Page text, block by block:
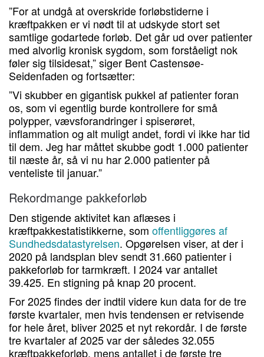
”For at undgå at overskride forløbstiderne i
kræftpakken er vi nødt til at udskyde stort set
samtlige godartede forløb. Det går ud over patienter
med alvorlig kronisk sygdom, som forståeligt nok
føler sig tilsidesat,” siger Bent Castensøe-
Seidenfaden og fortsætter:
”Vi skubber en gigantisk pukkel af patienter foran
os, som vi egentlig burde kontrollere for små
polypper, vævsforandringer i spiserøret,
inflammation og alt muligt andet, fordi vi ikke har tid
til dem. Jeg har måttet skubbe godt 1.000 patienter
til næste år, så vi nu har 2.000 patienter på
venteliste til januar.”
Rekordmange pakkeforløb
Den stigende aktivitet kan aflæses i
kræftpakkestatistikkerne, som offentliggøres af
Sundhedsdatastyrelsen. Opgørelsen viser, at der i
2020 på landsplan blev sendt 31.660 patienter i
pakkeforløb for tarmkræft. I 2024 var antallet
39.425. En stigning på knap 20 procent.
For 2025 findes der indtil videre kun data for de tre
første kvartaler, men hvis tendensen er retvisende
for hele året, bliver 2025 et nyt rekordår. I de første
tre kvartaler af 2025 var der således 32.055
kræftpakkeforløb, mens antallet i de første tre